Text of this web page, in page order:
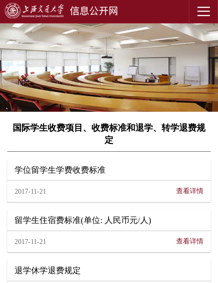
国际学生收费项目、收费标准和退学、转学退费规
定
学位留学生学费收费标准
2017-11-21 查看详情
留学生住宿费标准(单位: 人民币元/人)
2017-11-21 查看详情
退学休学退费规定